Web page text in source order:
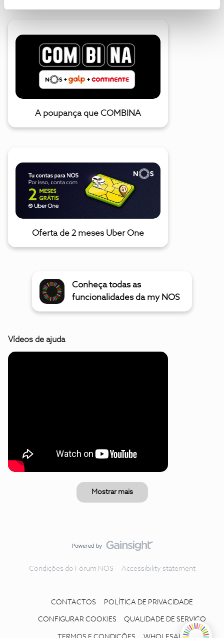
A poupança que COMBINA
Oferta de 2 meses Uber One
Conheça todas as
funcionalidades da my NOS
Vídeos de ajuda
Mostrar mais
Condições do Fórum NOS Accessibility statement
CONTACTOS POLÍTICA DE PRIVACIDADE
CONFIGURAR COOKIES QUALIDADE DE SERVIÇO